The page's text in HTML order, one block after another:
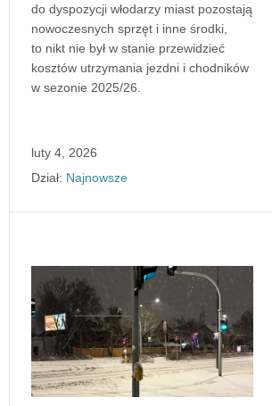
do dyspozycji włodarzy miast pozostają
nowoczesnych sprzęt i inne środki,
to nikt nie był w stanie przewidzieć
kosztów utrzymania jezdni i chodników
w sezonie 2025/26.
luty 4, 2026
Dział: Najnowsze